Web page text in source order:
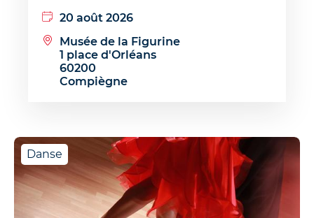
20 août 2026
Musée de la Figurine
1 place d'Orléans
60200
Compiègne
Danse